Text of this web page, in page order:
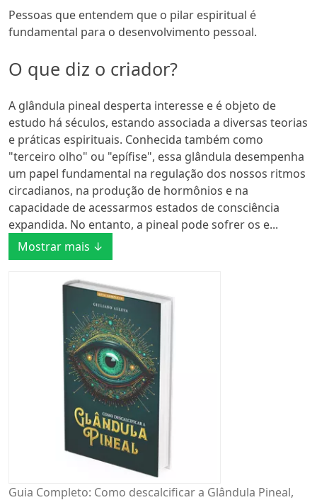
Pessoas que entendem que o pilar espiritual é
fundamental para o desenvolvimento pessoal.
O que diz o criador?
A glândula pineal desperta interesse e é objeto de
estudo há séculos, estando associada a diversas teorias
e práticas espirituais. Conhecida também como
"terceiro olho" ou "epífise", essa glândula desempenha
um papel fundamental na regulação dos nossos ritmos
circadianos, na produção de hormônios e na
capacidade de acessarmos estados de consciência
expandida. No entanto, a pineal pode sofrer os e...
Mostrar mais ↓
Guia Completo: Como descalcificar a Glândula Pineal,